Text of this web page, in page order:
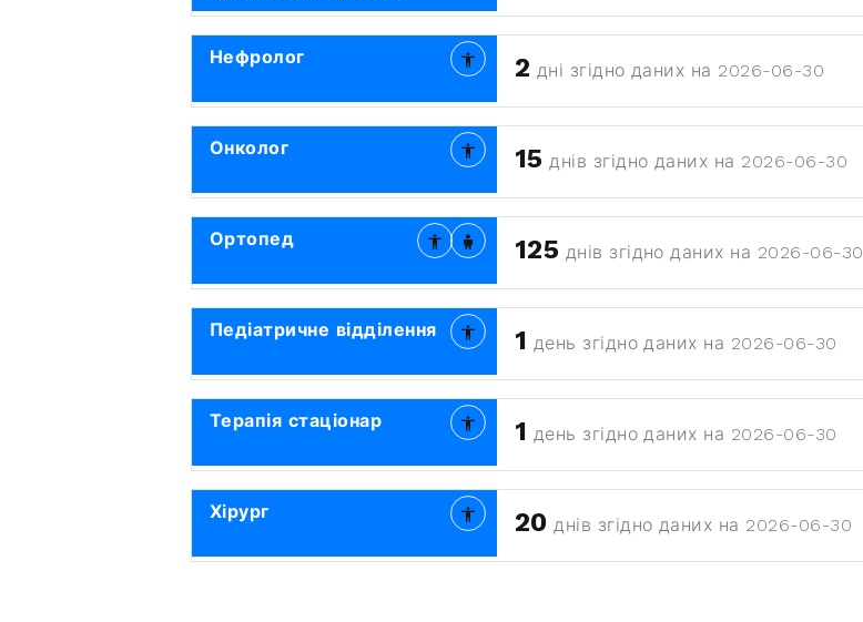
Нефролог 2 дні згідно даних на 2026-06-30
Онколог 15 днів згідно даних на 2026-06-30
Ортопед 125 днів згідно даних на 2026-06-30
Педіатричне відділення 1 день згідно даних на 2026-06-30
Терапія стаціонар 1 день згідно даних на 2026-06-30
Хірург 20 днів згідно даних на 2026-06-30